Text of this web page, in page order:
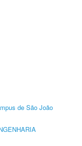
de São João